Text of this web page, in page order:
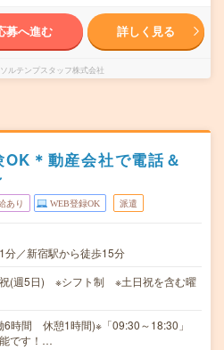
募へ進む 詳しく見る
ルテンプスタッフ株式会社
OK＊動産会社で電話＆
あり WEB登録OK 派遣
分／新宿駅から徒歩15分
祝(週5日) ※シフト制 ※土日祝を含む曜
6時間 休憩1時間)※「09:30～18:30」
です！…